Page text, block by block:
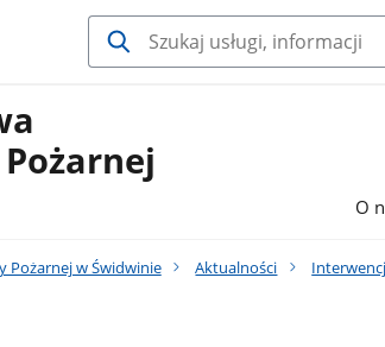
O
Pożarnej w Świdwinie Aktualności